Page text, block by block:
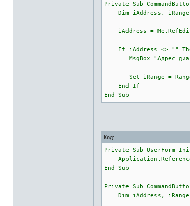
Private Sub
Dim iAddress, iRange
iAddress =
If iAddress <> ""
MsgBox "Адрес
Set iRange =
End If
End Sub
Код:
Private Sub
End Sub
Private Sub
Dim iAddress, iRange